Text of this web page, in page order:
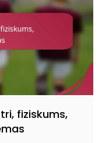
fiziskums,